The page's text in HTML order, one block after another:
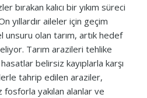
bırakan kalıcı bir yıkım süreci
yıllardır aileler için geçim
unsuru olan tarım, artık hedef
Tarım arazileri tehlike
belirsiz kayıplarla karşı
tahrip edilen araziler,
yakılan alanlar ve